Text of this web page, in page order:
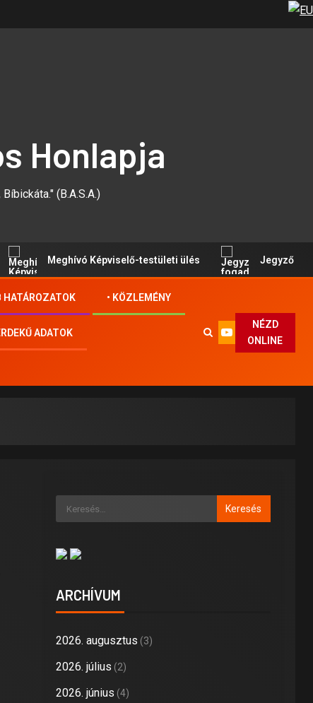
Honlapja
(B.A.S.A.)
Meghívó Képviselő-testületi ülés Jegyző
HATÁROZATOK • KÖZLEMÉNY
ADATOK
NÉZD
ONLINE
ARCHÍVUM
2026. augusztus (3)
2026. július (2)
2026. június (4)